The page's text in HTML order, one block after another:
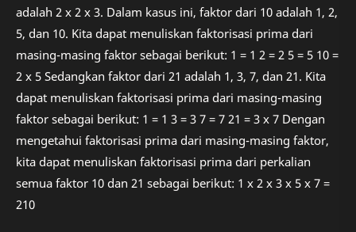
adalah 2 x 2 x 3. Dalam kasus ini, faktor dari 10 adalah 1, 2,
5, dan 10. Kita dapat menuliskan faktorisasi prima dari
masing-masing faktor sebagai berikut: 1 = 1 2 = 2 5 = 5 10 =
2 x 5 Sedangkan faktor dari 21 adalah 1, 3, 7, dan 21. Kita
dapat menuliskan faktorisasi prima dari masing-masing
faktor sebagai berikut: 1 = 1 3 = 3 7 = 7 21 = 3 x 7 Dengan
mengetahui faktorisasi prima dari masing-masing faktor,
kita dapat menuliskan faktorisasi prima dari perkalian
semua faktor 10 dan 21 sebagai berikut: 1 x 2 x 3 x 5 x 7 =
210